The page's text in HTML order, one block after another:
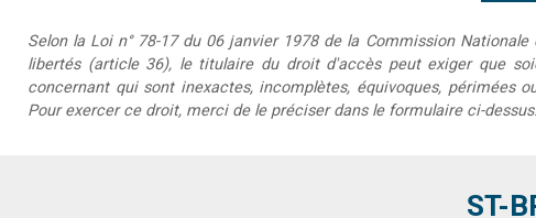
Selon la Loi n° 78-17 du 06 janvier 1978 de la Commission
libertés (article 36), le titulaire du droit d'accès peut exiger que
concernant qui sont inexactes, incomplètes, équivoques,
Pour exercer ce droit, merci de le préciser dans le formulaire ci-dessus.
ST-